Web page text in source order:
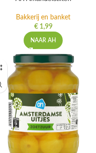
Bakkerij en banket
€ 1,99
NAAR AH